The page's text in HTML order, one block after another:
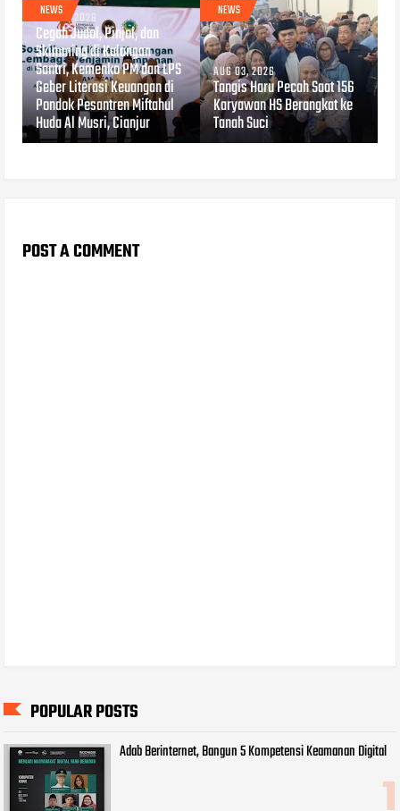
NEWS
AUG 04, 2026
Cegah Judol, Pinjol, dan
Skimming di Kalangan
Santri, Kemenko PM dan LPS
Geber Literasi Keuangan di
Pondok Pesantren Miftahul
Huda Al Musri, Cianjur
NEWS
AUG 03, 2026
Tangis Haru Pecah Saat 156
Karyawan HS Berangkat ke
Tanah Suci
POST A COMMENT
POPULAR POSTS
Adab Berinternet, Bangun 5 Kompetensi Keamanan Digital